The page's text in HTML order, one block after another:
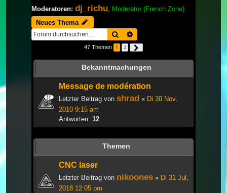
Moderatoren: dj_richu Moderator (French Zone)
Neues Thema
Suche
47 Themen 1 2
Bekanntmachungen
Message de modération
Letzter Beitrag von shrad « Di 30 Nov,
2010 9:15 am
Antworten: 12
Themen
CNC laser
Letzter Beitrag von nikoones « Di 31 Jul,
2018 12:05 pm